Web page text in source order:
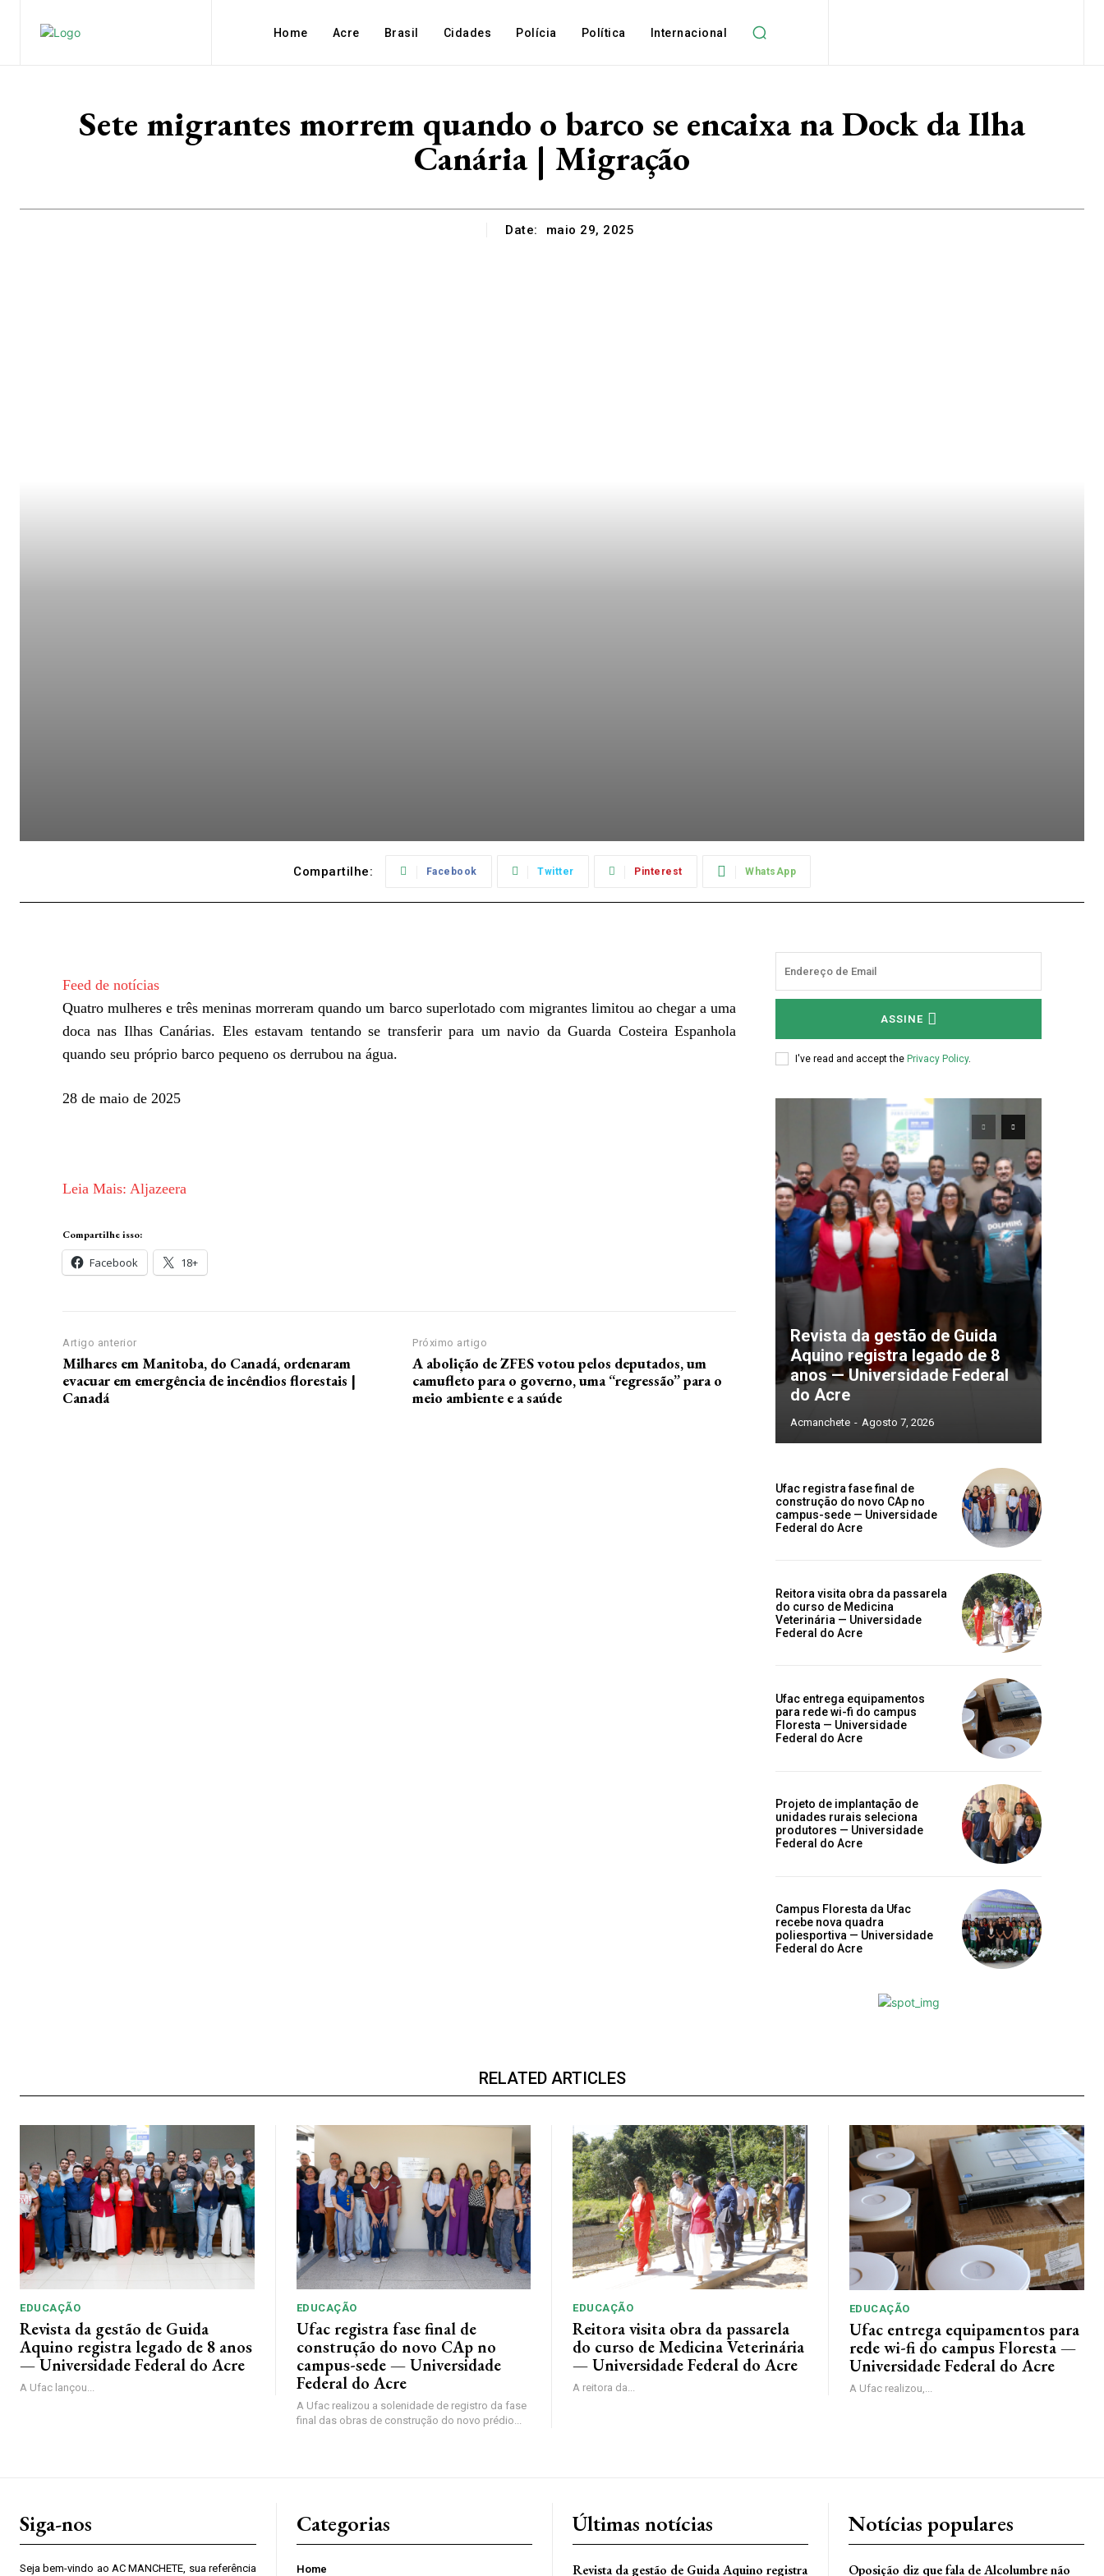
Home Acre Brasil Cidades Polícia Política Internacional
Sete migrantes morrem quando o barco se encaixa na Dock da Ilha
Canária | Migração
Date: maio 29, 2025
Compartilhe: Facebook Twitter Pinterest WhatsApp
Feed de notícias
Quatro mulheres e três meninas morreram quando um barco superlotado com migrantes limitou ao chegar a uma
doca nas Ilhas Canárias. Eles estavam tentando se transferir para um navio da Guarda Costeira Espanhola
quando seu próprio barco pequeno os derrubou na água.
P
i
a
2
8
d
28 de maio de 2025
Leia Mais: Aljazeera
Compartilhe isso:
Facebook 18+
Artigo anterior
Milhares em Manitoba, do Canadá, ordenaram
evacuar em emergência de incêndios florestais |
Canadá
Próximo artigo
A abolição de ZFES votou pelos deputados, um
camufleto para o governo, uma “regressão” para o
meio ambiente e a saúde
ASSINE
I've read and accept the Privacy Policy.
Revista da gestão de Guida
Aquino registra legado de 8
anos — Universidade Federal
do Acre
Acmanchete - Agosto 7, 2026
Ufac registra fase final de
construção do novo CAp no
campus-sede — Universidade
Federal do Acre
Reitora visita obra da passarela
do curso de Medicina
Veterinária — Universidade
Federal do Acre
Ufac entrega equipamentos
para rede wi-fi do campus
Floresta — Universidade
Federal do Acre
Projeto de implantação de
unidades rurais seleciona
produtores — Universidade
Federal do Acre
Campus Floresta da Ufac
recebe nova quadra
poliesportiva — Universidade
Federal do Acre
RELATED ARTICLES
EDUCAÇÃO
Revista da gestão de Guida
Aquino registra legado de 8 anos
— Universidade Federal do Acre
A Ufac lançou...
EDUCAÇÃO
Ufac registra fase final de
construção do novo CAp no
campus-sede — Universidade
Federal do Acre
A Ufac realizou a solenidade de registro da fase
final das obras de construção do novo prédio...
EDUCAÇÃO
Reitora visita obra da passarela
do curso de Medicina Veterinária
— Universidade Federal do Acre
A reitora da...
EDUCAÇÃO
Ufac entrega equipamentos para
rede wi-fi do campus Floresta —
Universidade Federal do Acre
A Ufac realizou,...
Siga-nos
Seja bem-vindo ao AC MANCHETE, sua referência
Categorias
Home
Últimas notícias
Revista da gestão de Guida Aquino registra
Notícias populares
Oposição diz que fala de Alcolumbre não